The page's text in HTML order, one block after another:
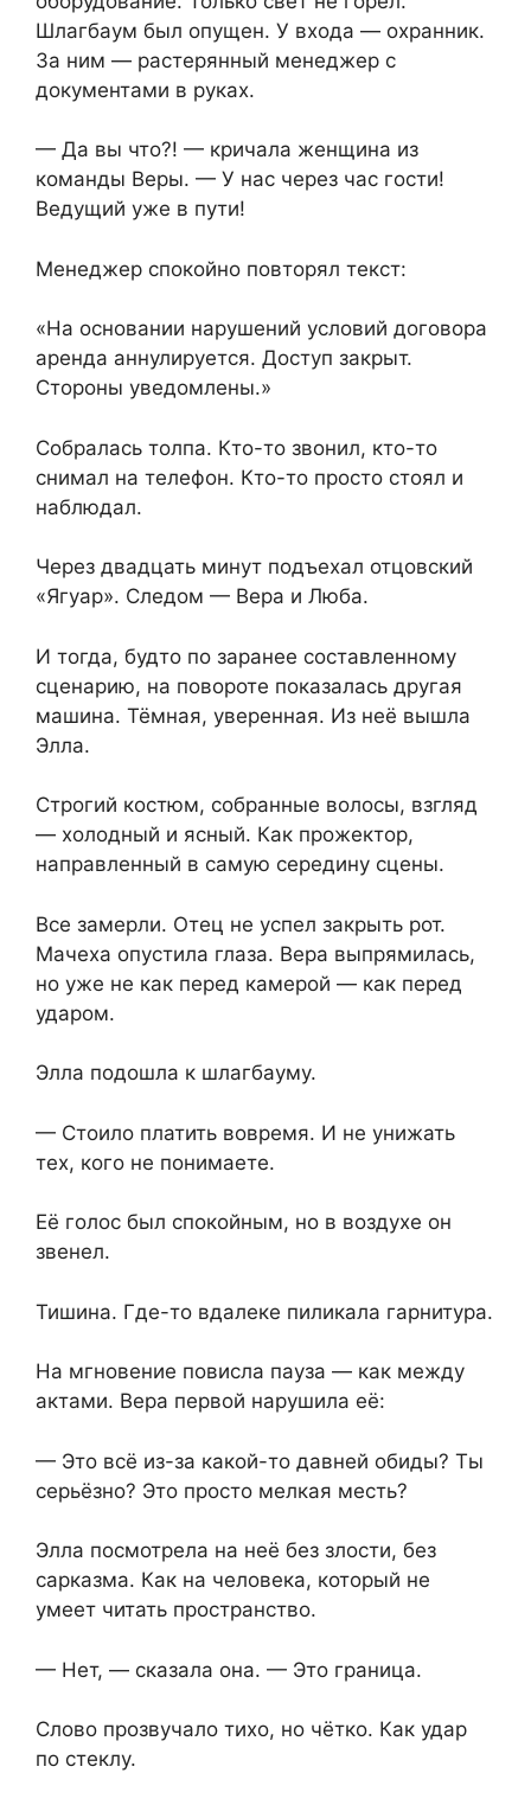
Шлагбаум был опущен. У входа — охранник.
За ним — растерянный менеджер с
документами в руках.
— Да вы что?! — кричала женщина из
команды Веры. — У нас через час гости!
Ведущий уже в пути!
Менеджер спокойно повторял текст:
«На основании нарушений условий договора
аренда аннулируется. Доступ закрыт.
Стороны уведомлены.»
Собралась толпа. Кто-то звонил, кто-то
снимал на телефон. Кто-то просто стоял и
наблюдал.
Через двадцать минут подъехал отцовский
«Ягуар». Следом — Вера и Люба.
И тогда, будто по заранее составленному
сценарию, на повороте показалась другая
машина. Тёмная, уверенная. Из неё вышла
Элла.
Строгий костюм, собранные волосы, взгляд
— холодный и ясный. Как прожектор,
направленный в самую середину сцены.
Все замерли. Отец не успел закрыть рот.
Мачеха опустила глаза. Вера выпрямилась,
но уже не как перед камерой — как перед
ударом.
Элла подошла к шлагбауму.
— Стоило платить вовремя. И не унижать
тех, кого не понимаете.
Её голос был спокойным, но в воздухе он
звенел.
Тишина. Где-то вдалеке пиликала гарнитура.
На мгновение повисла пауза — как между
актами. Вера первой нарушила её:
— Это всё из-за какой-то давней обиды? Ты
серьёзно? Это просто мелкая месть?
Элла посмотрела на неё без злости, без
сарказма. Как на человека, который не
умеет читать пространство.
— Нет, — сказала она. — Это граница.
Слово прозвучало тихо, но чётко. Как удар
по стеклу.